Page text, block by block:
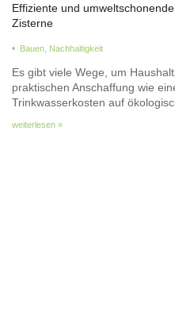
Effiziente und
Zisterne
• Bauen Nachhaltigkeit
Es gibt viele Wege, um
praktischen Anschaffung wie
Trinkwasserkosten auf
weiterlesen »